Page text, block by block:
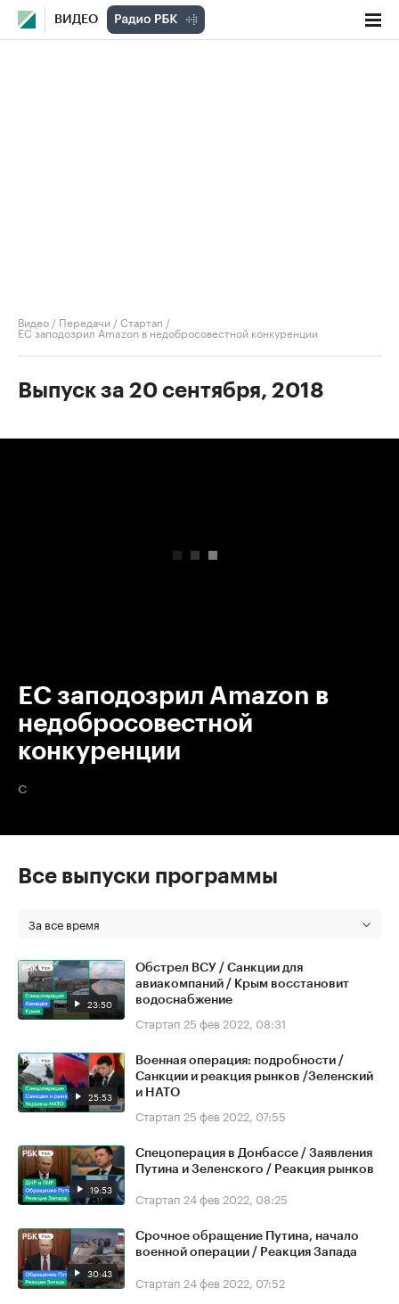
ВИДЕО
Видео / Передачи /Стартап /
ЕС заподозрил Amazon в недобросовестной конкуренции
Выпуск за 20 сентября, 2018
ЕС заподозрил Amazon в
недобросовестной
конкуренции
с
Все выпуски программы
За все время
23:50
Обстрел ВСУ / Санкции для
авиакомпаний / Крым восстановит
водоснабжение
Стартап 25 фев 2022, 08:31
25:53
Военная операция: подробности /
Санкции и реакция рынков /Зеленский
и НАТО
Стартап 25 фев 2022, 07:55
19:53
Спецоперация в Донбассе / Заявления
Путина и Зеленского / Реакция рынков
Стартап 24 фев 2022, 08:25
30:43
Срочное обращение Путина, начало
военной операции / Реакция Запада
Стартап 24 фев 2022, 07:52